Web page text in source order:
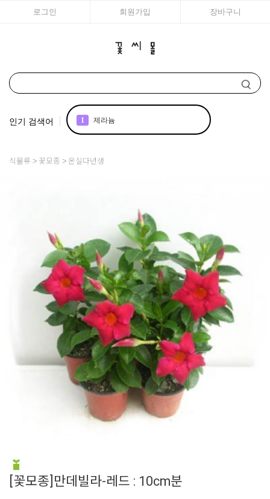
로그인 회원가입 장바구니
인기 검색어 1 제라늄
5 리갈
6 매발톱
7 접시꽃
8 시계초
9 플록스
10 백합
식물류 꽃모종 온실다년생
[꽃모종]만데빌라-레드 : 10cm분